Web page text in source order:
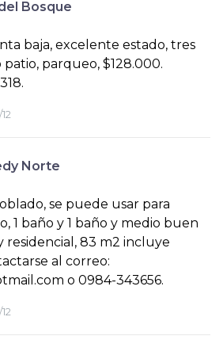
Bosque
baja, excelente estado, tres
parqueo, $128.000.
Norte
se puede usar para
1 baño y 1 baño y medio buen
residencial, 83 m2 incluye
al correo:
o 0984-343656.